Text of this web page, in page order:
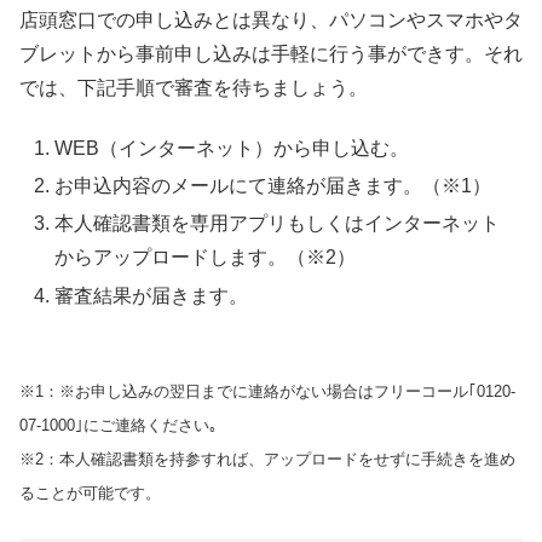
店頭窓口での申し込みとは異なり、パソコンやスマホやタ
ブレットから事前申し込みは手軽に行う事ができす。それ
では、下記手順で審査を待ちましょう。
WEB（インターネット）から申し込む。
お申込内容のメールにて連絡が届きます。（※1）
本人確認書類を専用アプリもしくはインターネット
からアップロードします。（※2）
審査結果が届きます。
※1：※お申し込みの翌日までに連絡がない場合はフリーコール｢0120-
07-1000｣にご連絡ください｡
※2：本人確認書類を持参すれば、アップロードをせずに手続きを進め
ることが可能です。